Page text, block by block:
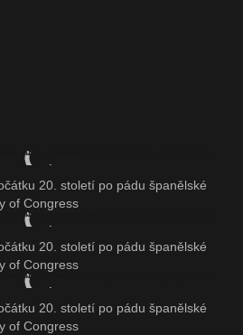
20. století po pádu španělské
of Congress
20. století po pádu španělské
of Congress
20. století po pádu španělské
of Congress